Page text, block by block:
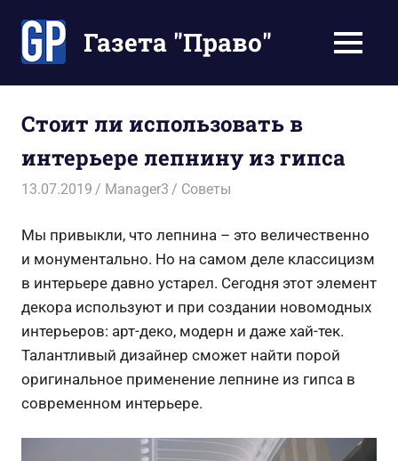
содержимомуГазета "Право"
экономят
Ваше
время
МЕНЮ
Стоит ли использовать в
интерьере лепнину из гипса
13.07.2019 Manager3 Советы
Мы привыкли, что лепнина – это величественно
и монументально. Но на самом деле классицизм
в интерьере давно устарел. Сегодня этот элемент
декора используют и при создании новомодных
интерьеров: арт-деко, модерн и даже хай-тек.
Талантливый дизайнер сможет найти порой
оригинальное применение лепнине из гипса в
современном интерьере.